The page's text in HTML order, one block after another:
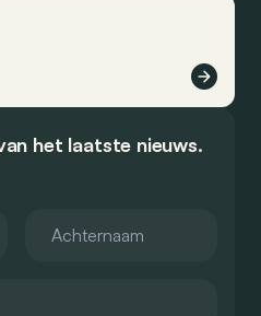
het laatste nieuws.